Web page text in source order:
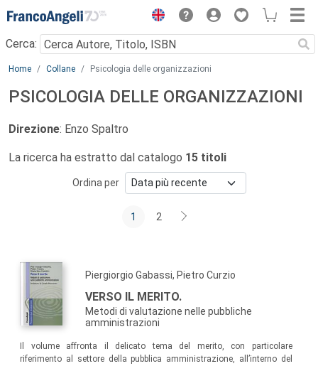
Menu
Cerca:
Main content
Home Collane Psicologia delle organizzazioni
PSICOLOGIA DELLE ORGANIZZAZIONI
Direzione: Enzo Spaltro
La ricerca ha estratto dal catalogo 15 titoli
Ordina per
1 2
Piergiorgio Gabassi, Pietro Curzio
VERSO IL MERITO.
Metodi di valutazione nelle pubbliche
amministrazioni
Il volume affronta il delicato tema del merito, con particolare
riferimento al settore della pubblica amministrazione, all’interno del